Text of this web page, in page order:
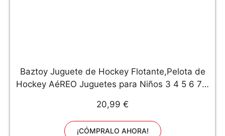
Baztoy Juguete de Hockey Flotante,Pelota de
Hockey AéREO Juguetes para Niños 3 4 5 6 7 8
y 2 Palos de Hockey, para Regalos Navidad
Cumpleaños Juegos
20,99 €
¡CÓMPRALO AHORA!